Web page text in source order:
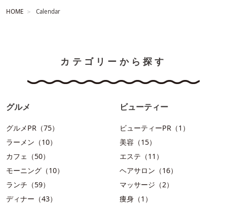
HOME Calendar
カテゴリーから探す
グルメ
グルメPR（75）
ラーメン（10）
カフェ（50）
モーニング（10）
ランチ（59）
ディナー（43）
ビューティー
ビューティーPR（1）
美容（15）
エステ（11）
ヘアサロン（16）
マッサージ（2）
痩身（1）